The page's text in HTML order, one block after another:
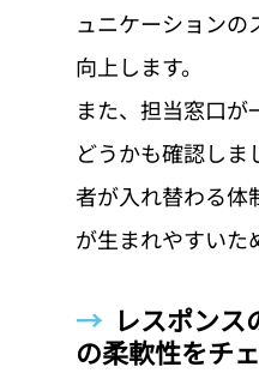
ュニケーションの
向上します。
また、担当窓口が
どうかも確認しま
者が入れ替わる体
が生まれやすいた
→ レスポン
の柔軟性をチ